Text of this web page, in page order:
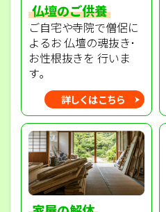
仏壇のご供養
ご自宅や寺院で僧侶に
よるお 仏壇の魂抜き･
お性根抜きを 行いま
す｡
詳しくはこちら